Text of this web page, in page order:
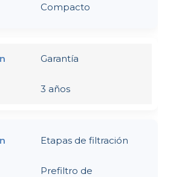
Compacto
Garantía
3 años
Etapas de filtración
Prefiltro de